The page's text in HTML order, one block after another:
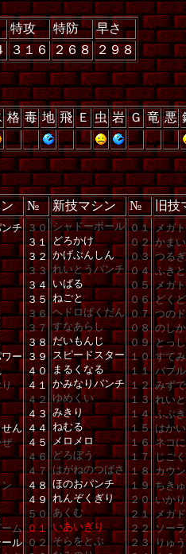
特攻 特防
早さ
３１６ ２６８ ２９８
格 毒 地 飛 Ｅ 虫 岩 Ｇ 竜 悪
№ 新技マシン № 旧技
チ
ー
ん
ム
ル
３０
３１
３２
３３
３４
３５
３６
３７
３８
３９
４０
４１
４２
４３
４４
４５
４６
４７
４８
４９
５０
０１
０２
シャドーボール
どろかけ
かげぶんしん
れいとうパンチ
いばる
ねごと
ヘドロばくだん
すなあらし
だいもんじ
スピードスター
まるくなる
かみなりパンチ
ゆめくい
みきり
ねむる
メロメロ
どろぼう
はがねのつばさ
ほのおパンチ
れんぞくぎり
あくむ
いあいぎり
そらをとぶ
０１
０２
０３
０４
０５
０６
０７
０８
０９
１０
１１
１２
１３
１４
１５
１６
１７
１８
１９
２０
２１
２２
２３
メガ
かま
つる
ふき
メガ
どく
つの
のし
とっ
すて
バブ
みず
れい
ふぶき
はか
ネコ
じご
カウ
ちき
いかり
メガ
ソー
りゅ